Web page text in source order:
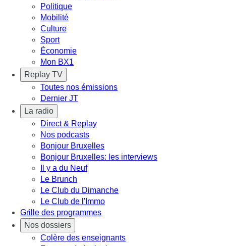
Politique
Mobilité
Culture
Sport
Économie
Mon BX1
Replay TV
Toutes nos émissions
Dernier JT
La radio
Direct & Replay
Nos podcasts
Bonjour Bruxelles
Bonjour Bruxelles: les interviews
Il y a du Neuf
Le Brunch
Le Club du Dimanche
Le Club de l'Immo
Grille des programmes
Nos dossiers
Colère des enseignants